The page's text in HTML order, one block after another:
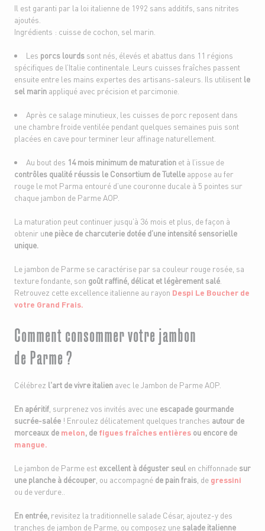
Il est garanti par la loi italienne de 1992 sans additifs, sans nitrites
ajoutés.
Ingrédients : cuisse de cochon, sel marin.
Les porcs lourdssont nés, élevés et abattus dans 11 régions
spécifiques de l’Italie continentale. Leurs cuisses fraîches passent
ensuite entre les mains expertes des artisans-saleurs. Ils utilisent le
sel marin appliqué avec précision et parcimonie.
Après ce salage minutieux, les cuisses de porc reposent dans
une chambre froide ventilée pendant quelques semaines puis sont
placées en cave pour terminer leur affinage naturellement.
Au bout des 14 mois minimum de maturation et à l’issue de
contrôles qualité réussis le Consortium de Tutelle appose au fer
rouge le mot Parma entouré d’une couronne ducale à 5 pointes sur
chaque jambon de Parme AOP.
La maturation peut continuer jusqu’à 36 mois et plus, de façon à
obtenir une pièce de charcuterie dotée d’une intensité sensorielle
unique.
Le jambon de Parme se caractérise par sa couleur rouge rosée, sa
texture fondante, son goût raffiné, délicat et légèrement salé
Retrouvez cette excellence italienne au rayon Despi Le Boucher de
votre Grand Frais.
Comment consommer votre jambon
de Parme ?
Célébrez l'art de vivre italien avec le Jambon de Parme AOP.
En apéritif , surprenez vos invités avec une escapade gourmande
sucrée-salée ! Enroulez délicatement quelques tranches autour de
morceaux de melon, de figues fraîches entières ou encore de
mangue.
Le jambon de Parme est excellent à déguster seul en chiffonnade sur
une planche à découper , ou accompagné de pain frais , de gressini
ou de verdure..
En entrée, revisitez la traditionnelle salade César, ajoutez-y des
tranches de jambon de Parme, ou composez une salade italienne